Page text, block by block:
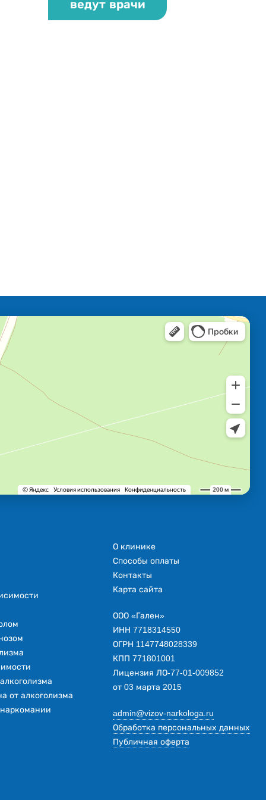
от алкоголизма
О клинике
Способы оплаты
Контакты
Карта сайта
ООО «Гален»
ИНН 7718314550
ОГРН 1147748028339
КПП 771801001
Лицензия ЛО-77-01-009852
от 03 марта 2015
admin@vizov-narkologa.ru
Обработка персональных данных
Публичная оферта